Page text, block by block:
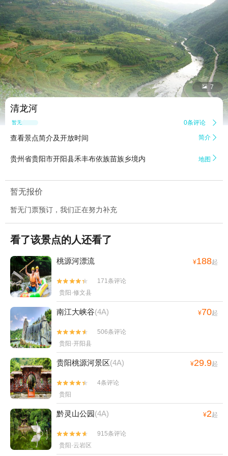
 7
清龙河
暂无点评 0条评论 
查看景点简介及开放时间 简介 
贵州省贵阳市开阳县禾丰布依族苗族乡境内 地图 
暂无报价
暂无门票预订，我们正在努力补充
看了该景点的人还看了
桃源河漂流 ¥188起


171条评论
贵阳·修文县
南江大峡谷(4A) ¥70起


506条评论
贵阳·开阳县
贵阳桃源河景区(4A) ¥29.9起


4条评论
贵阳
黔灵山公园(4A) ¥2起


915条评论
贵阳·云岩区
